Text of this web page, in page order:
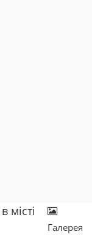
місті
Галерея